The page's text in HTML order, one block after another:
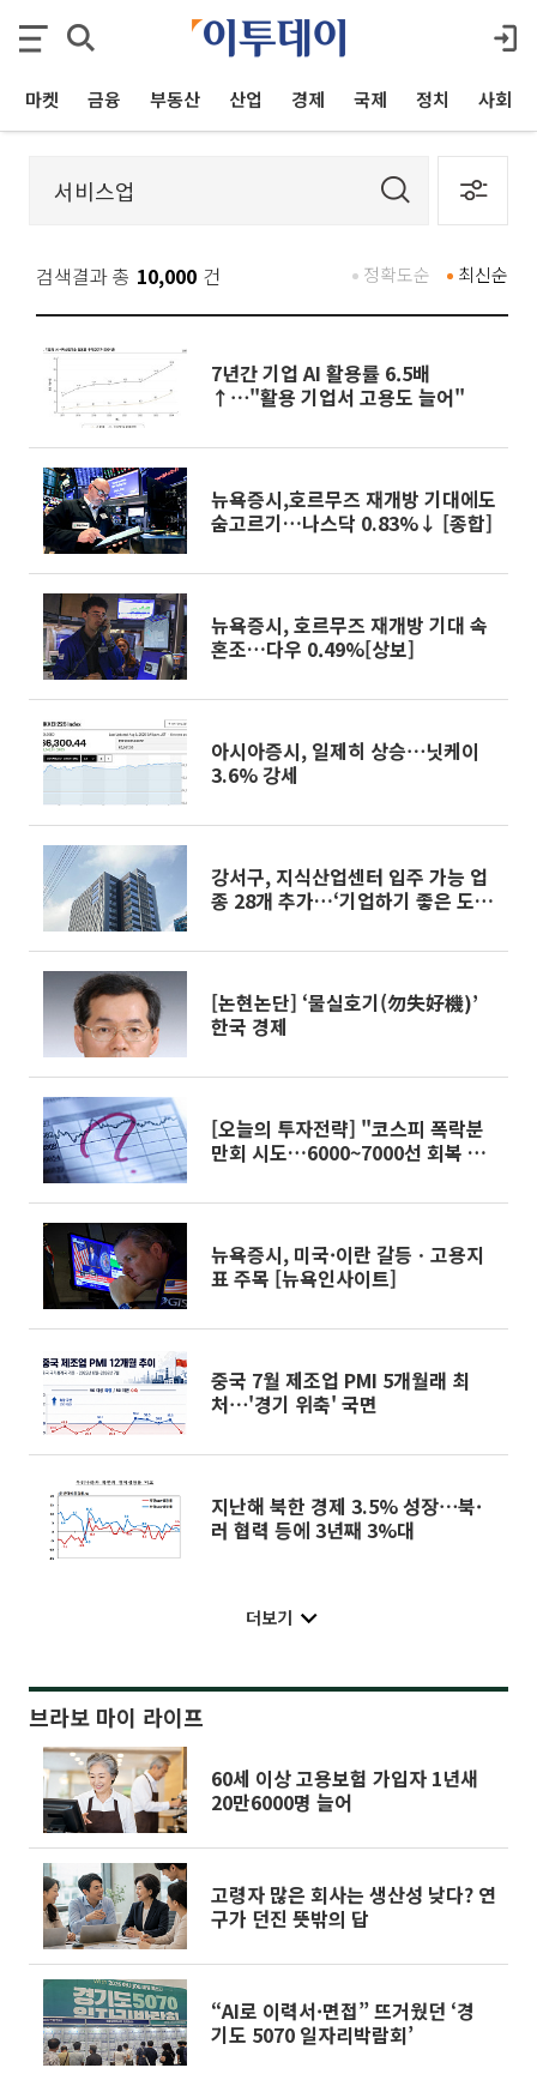
마켓 금융 부동산 산업 경제 국제 정치 사회
검색결과 총 10,000 건 최신순
정확도순
7년간 기업 AI 활용률 6.5배
↑⋯"활용 기업서 고용도 늘어"
뉴욕증시,호르무즈 재개방 기대에도
숨고르기…나스닥 0.83%↓ [종합]
뉴욕증시, 호르무즈 재개방 기대 속
혼조…다우 0.49%[상보]
아시아증시, 일제히 상승⋯닛케이
3.6% 강세
강서구, 지식산업센터 입주 가능 업
종 28개 추가…‘기업하기 좋은 도
[논현논단] ‘물실호기(勿失好機)’
한국 경제
[오늘의 투자전략] "코스피 폭락분
만회 시도…6000~7000선 회복 관
뉴욕증시, 미국·이란 갈등ㆍ고용지
표 주목 [뉴욕인사이트]
중국 7월 제조업 PMI 5개월래 최
처⋯'경기 위축' 국면
지난해 북한 경제 3.5% 성장⋯북·
러 협력 등에 3년째 3%대
더보기
브라보 마이 라이프
60세 이상 고용보험 가입자 1년새
20만6000명 늘어
고령자 많은 회사는 생산성 낮다? 연
구가 던진 뜻밖의 답
“AI로 이력서·면접” 뜨거웠던 ‘경
기도 5070 일자리박람회’